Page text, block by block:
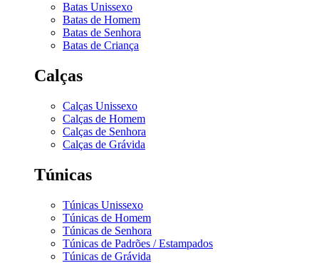
Batas Unissexo
Batas de Homem
Batas de Senhora
Batas de Criança
Calças
Calças Unissexo
Calças de Homem
Calças de Senhora
Calças de Grávida
Túnicas
Túnicas Unissexo
Túnicas de Homem
Túnicas de Senhora
Túnicas de Padrões / Estampados
Túnicas de Grávida